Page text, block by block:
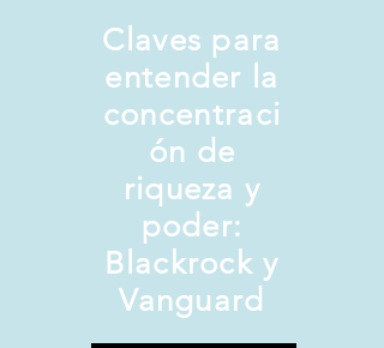
Claves para
entender la
concentraci
ón de
riqueza y
poder:
Blackrock y
Vanguard